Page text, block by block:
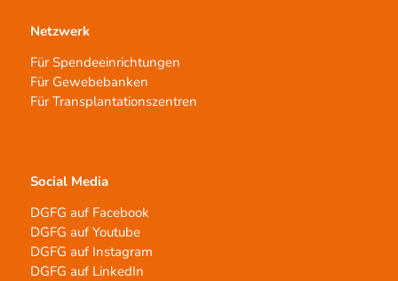
Netzwerk
Für Spendeeinrichtungen
Für Gewebebanken
Für Transplantationszentren
Social Media
DGFG auf Facebook
DGFG auf Youtube
DGFG auf Instagram
DGFG auf LinkedIn